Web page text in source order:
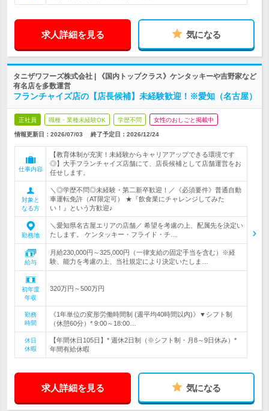
求人詳細を見る 気になる
タニザワフーズ株式会社 | 《国内トップクラス》ケンタッキーや吉野家など
有名店を多数運営
フランチャイズ店の【店長候補】未経験歓迎！※愛知（名古屋）
正社員 職種・業種未経験OK 学歴不問 女性のおしごと掲載中
情報更新日：2026/07/03 終了予定日： 2026/12/24
仕事内容
【教育体制が充実！未経験からキャリアアップできる環境です
◎】大手フランチャイズ店舗にて、店長候補として店舗運営をお
任せします。
対象と
なる方
＼◎学歴不問◎未経験・第二新卒歓迎！／《必須要件》普通自動
車運転免許（AT限定可） ★『飲食業にチャレンジしてみた
い！』という方歓迎♪
勤務地
＼愛知県名古屋エリアの店舗／ 希望を考慮の上、配属先を決定い
たします。 ケンタッキー・フライド・チ…
給与
月給230,000円～325,000円（一律支給の固定手当を含む）※経
験、能力を考慮の上、当社規定により決定いたしま…
初年度
年収
320万円～500万円
勤務
時間
《1年単位の変形労働時間制 (週平均40時間以内)》▼シフト制
（休憩60分）* 9:00～18:00…
休日
休暇
【年間休日105日】* 週休2日制（※シフト制・月8～9日休み）*
年間有給休暇
求人詳細を見る 気になる